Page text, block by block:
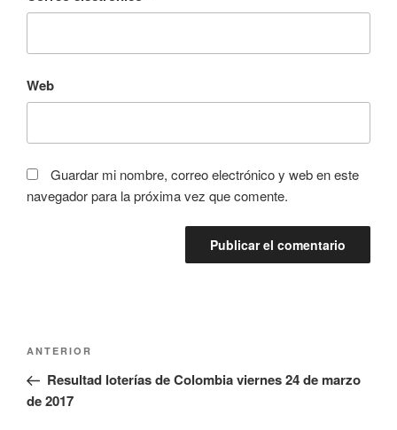
Web
Guardar mi nombre, correo electrónico y web en este
navegador para la próxima vez que comente.
Navegación
entradas
Entrada
anterior:
ANTERIOR
Resultad loterías de Colombia viernes 24 de marzo
de 2017